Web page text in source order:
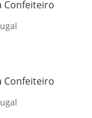
Confeiteiro
Confeiteiro